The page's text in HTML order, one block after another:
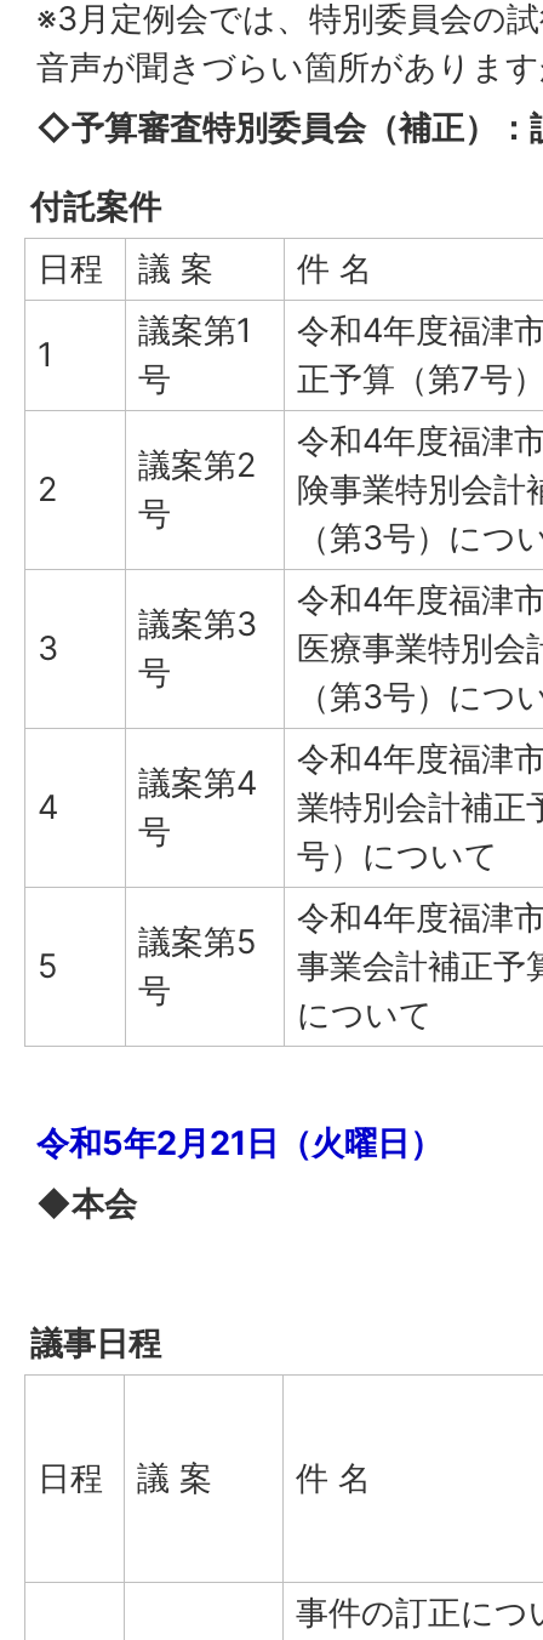
※3月定例会では、特別委員会の
音声が聞きづらい箇所がありま
◇予算審査特別委員会（補正）：
付託案件
日程
議 案 件 名
1
議案第1
号
令和4年度福津
正予算（第7号
2
議案第2
号
令和4年度福津
険事業特別会計
（第3号）につ
3
議案第3
号
令和4年度福津
医療事業特別会
（第3号）につ
4
議案第4
号
令和4年度福津
業特別会計補正
号）について
5
議案第5
号
令和4年度福津
事業会計補正予
について
令和5年2月21日（火曜日）
◆本会
議事日程
日程 議 案 件 名
事件の訂正につ